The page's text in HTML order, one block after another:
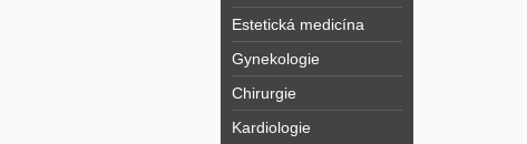
Estetická medicína
Gynekologie
Chirurgie
Kardiologie